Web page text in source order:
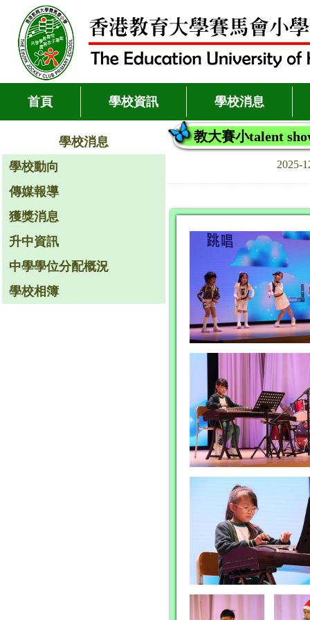
首頁 學校資訊 學校消息
學校消息
學校動向
傳媒報導
獲獎消息
升中資訊
中學學位分配概況
學校相簿
教大賽小talent
2025-